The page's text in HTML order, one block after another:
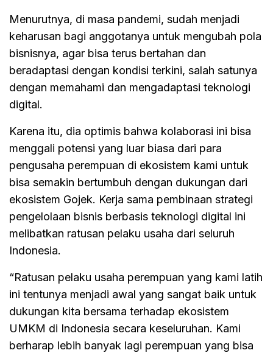
Menurutnya, di masa pandemi, sudah menjadi
keharusan bagi anggotanya untuk mengubah pola
bisnisnya, agar bisa terus bertahan dan
beradaptasi dengan kondisi terkini, salah satunya
dengan memahami dan mengadaptasi teknologi
digital.
Karena itu, dia optimis bahwa kolaborasi ini bisa
menggali potensi yang luar biasa dari para
pengusaha perempuan di ekosistem kami untuk
bisa semakin bertumbuh dengan dukungan dari
ekosistem Gojek. Kerja sama pembinaan strategi
pengelolaan bisnis berbasis teknologi digital ini
melibatkan ratusan pelaku usaha dari seluruh
Indonesia.
“Ratusan pelaku usaha perempuan yang kami latih
ini tentunya menjadi awal yang sangat baik untuk
dukungan kita bersama terhadap ekosistem
UMKM di Indonesia secara keseluruhan. Kami
berharap lebih banyak lagi perempuan yang bisa